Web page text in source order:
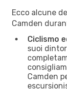
Ecco alcune
Camden
Ciclismo
suoi
Camden